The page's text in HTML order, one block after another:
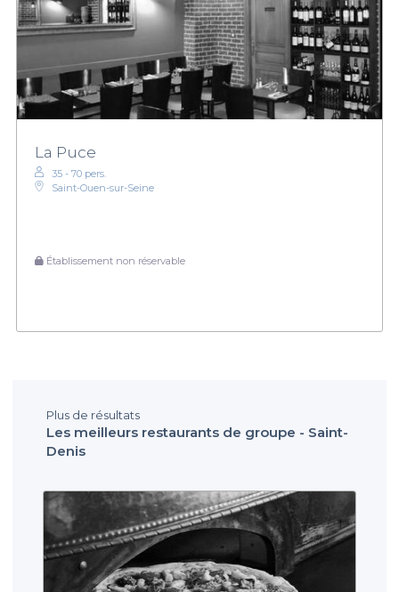
La Puce
35 - 70 pers.
Saint-Ouen-sur-Seine
Établissement non réservable
Plus de résultats
Les meilleurs restaurants de groupe - Saint-
Denis